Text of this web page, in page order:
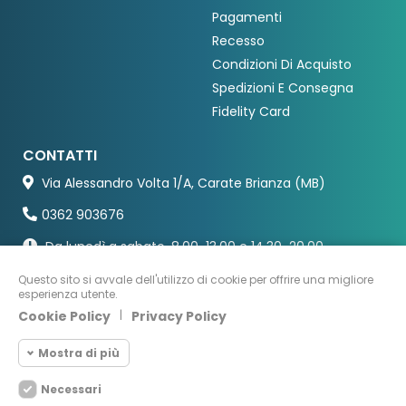
Pagamenti
Recesso
Condizioni Di Acquisto
Spedizioni E Consegna
Fidelity Card
CONTATTI
Via Alessandro Volta 1/A, Carate Brianza (MB)
0362 903676
Da lunedì a sabato, 8.00-13.00 e 14.30-20.00
Questo sito si avvale dell'utilizzo di cookie per offrire una migliore
esperienza utente.
Cookie Policy | Privacy Policy
Mostra di più
Necessari